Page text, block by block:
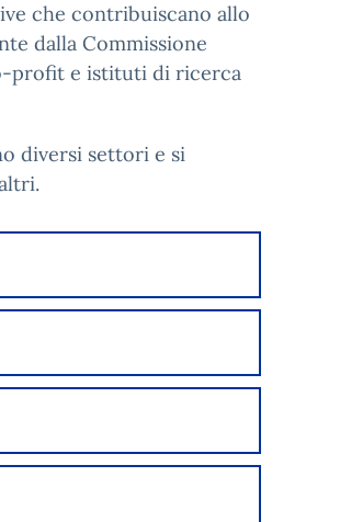
che contribuiscano allo
dalla Commissione
profit e istituti di ricerca
diversi settori e si